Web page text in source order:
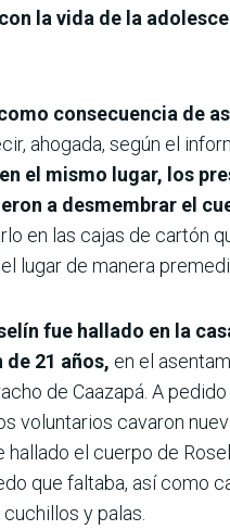
la vida de la
consecuencia de
ahogada, según el
en el mismo lugar, los
a desmembrar el
en las cajas de cartón
lugar de manera
fue hallado en la
de 21 años, en el
de Caazapá. A pedido
voluntarios cavaron
hallado el cuerpo de
que faltaba, así como
y palas.